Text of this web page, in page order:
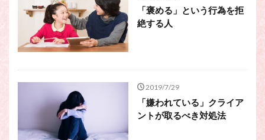
「褒める」という行為を拒
絶する人
2019/7/29
「嫌われている」クライア
ントが取るべき対処法
願いが叶うおまじない
願いが叶う祈り方
占い師になりたい
占いセラピー
スピリチュアル・セラピー
スピリチュアル・カウンセラーになりたい
スピリチュアル・カウンセリング
スピリチュアル・セッション
スピリチュアル、スピリチュアル・カウンセラー、スピリチュ